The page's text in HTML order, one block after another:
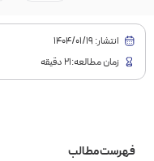
انتشار: 1404/01/19
زمان مطالعه:21 دقیقه
فهرست مطالب